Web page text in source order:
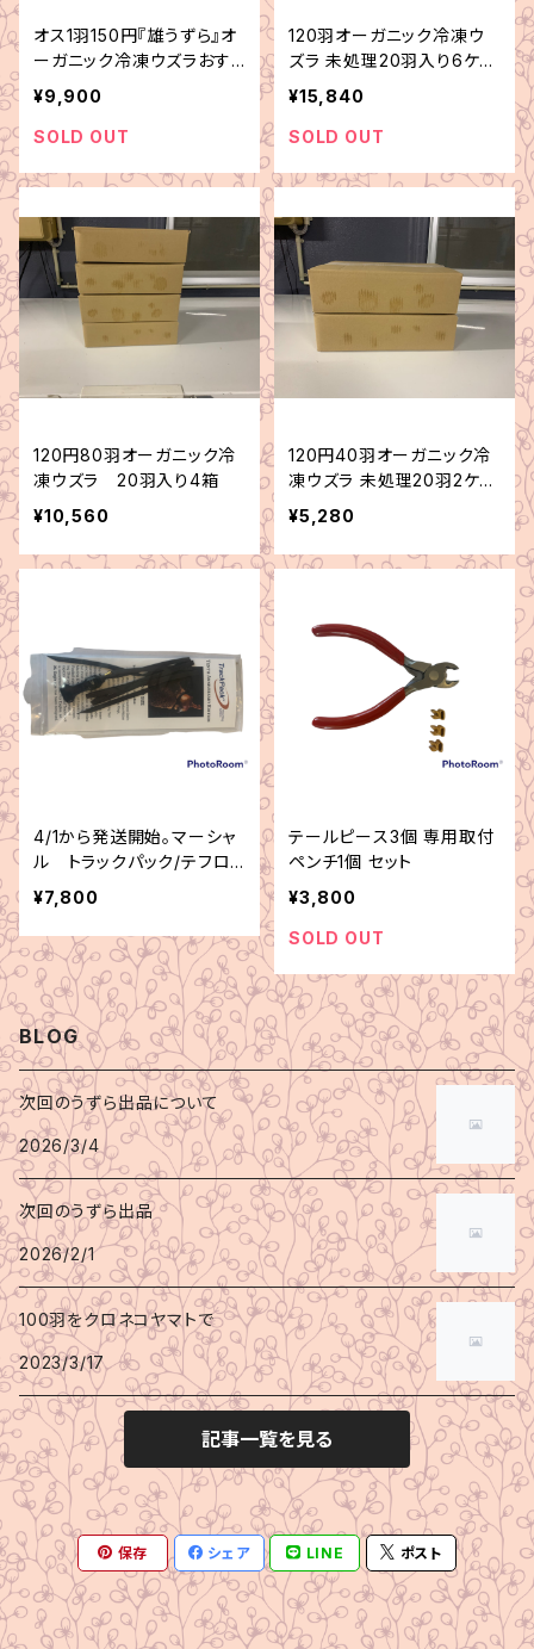
オス1羽150円『雄うずら』オ
ーガニック冷凍ウズラおす6
0羽
¥9,900
SOLD OUT
120羽オーガニック冷凍ウ
ズラ 未処理20羽入り6ケー
ス
¥15,840
SOLD OUT
120円80羽オーガニック冷
凍ウズラ 20羽入り4箱
¥10,560
120円40羽オーガニック冷
凍ウズラ 未処理20羽2ケー
ス
¥5,280
4/1から発送開始。マーシャ
ル トラックパック/テフロ
ンテープ ミディアム
¥7,800
テールピース3個 専用取付
ペンチ1個 セット
¥3,800
SOLD OUT
BLOG
次回のうずら出品について
2026/3/4
次回のうずら出品
2026/2/1
100羽をクロネコヤマトで
2023/3/17
記事一覧を見る
保存 シェア LINE ポスト